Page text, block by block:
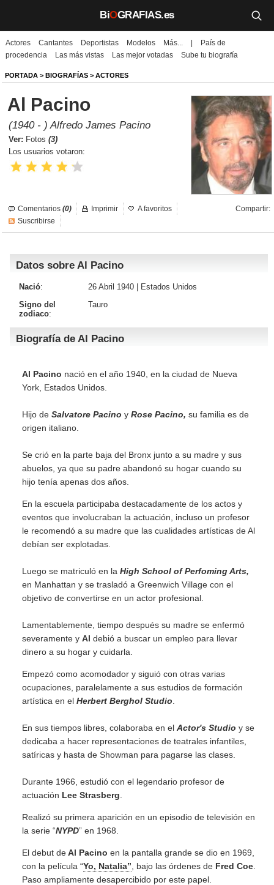
BiOGRAFIAS.es
Biografías
Películas
TV
Música
Un día como hoy
Galerías
Iniciar sesión
Actores Cantantes Deportistas Modelos Más...
País de
procedencia
Las más vistas Las mejor votadas Sube tu biografía
PORTADA > BIOGRAFÍAS > ACTORES
Al Pacino
(1940 - ) Alfredo James Pacino
Ver: Fotos (3)
Los usuarios votaron:
Comentarios (0) Compartir:
Imprimir
A favoritos
Suscribirse
Datos sobre Al Pacino
Nació: 26 Abril 1940 |
Estados Unidos
Signo del
zodiaco:
Tauro
Biografía de Al Pacino
Al Pacino nació en el año 1940, en la ciudad de Nueva
York, Estados Unidos.
Hijo de Salvatore Pacino y Rose Pacino, su familia es de
origen italiano.
Se crió en la parte baja del Bronx junto a su madre y sus
abuelos, ya que su padre abandonó su hogar cuando su
hijo tenía apenas dos años.
En la escuela participaba destacadamente de los actos y
eventos que involucraban la actuación, incluso un profesor
le recomendó a su madre que las cualidades artísticas de Al
debían ser explotadas.
Luego se matriculó en la High School of Perfoming Arts,
en Manhattan y se trasladó a Greenwich Village con el
objetivo de convertirse en un actor profesional.
Lamentablemente, tiempo después su madre se enfermó
severamente y Al debió a buscar un empleo para llevar
dinero a su hogar y cuidarla.
Empezó como acomodador y siguió con otras varias
ocupaciones, paralelamente a sus estudios de formación
artística en el Herbert Berghol Studio
En sus tiempos libres, colaboraba en el Actor's Studio y se
dedicaba a hacer representaciones de teatrales infantiles,
satíricas y hasta de Showman para pagarse las clases.
Durante 1966, estudió con el legendario profesor de
actuación Lee Strasberg
Realizó su primera aparición en un episodio de televisión en
la serie “NYPD” en 1968.
El debut deAl Pacino en la pantalla grande se dio en 1969,
con la película “Yo, Natalia” , bajo las órdenes de Fred Coe
Paso ampliamente desapercibido por este papel.